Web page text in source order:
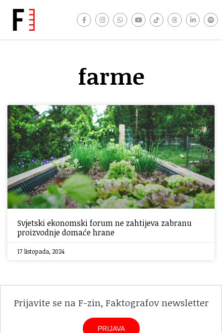
farme
Svjetski ekonomski forum ne zahtijeva zabranu
proizvodnje domaće hrane
17 listopada, 2024
Prijavite se na F-zin, Faktografov newsletter
PRIJAVA